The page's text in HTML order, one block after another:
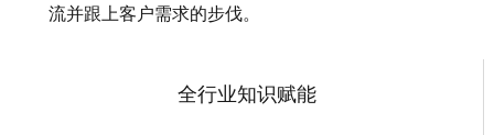
流并跟上客户需求的步伐。
全行业知识赋能